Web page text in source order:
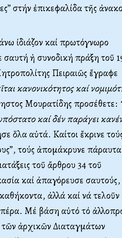
στήν ἐπικεφαλίδα τῆς
ἰδιάζον καί πρωτόγνωρο
ἡ συνοδική πράξη τοῦ
Πειραιῶς ἔγραφε
κανονικότητος καί
Μουρατίδης προσέθετε:
καί δέν παράγει
ὅλα αὐτά. Καίτοι ἔκρινε
τούς ἀπομάκρυνε
τοῦ ἄρθρου 34 τοῦ
καί ἀπαγόρευσε σαυτούς,
ἀλλά καί νά τελοῦν
Μέ βάση αὐτό τό
ἀρχικῶν Διαταγμάτων